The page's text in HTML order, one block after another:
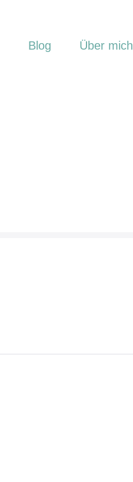
Blog Über mich